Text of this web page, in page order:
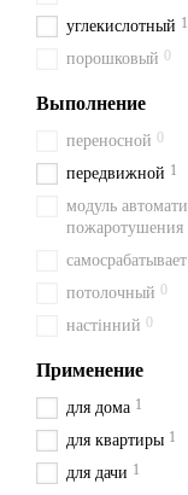
углекислотный 1
порошковый 0
Выполнение
переносной 0
передвижной 1
модуль
пожаротушения
самосрабатывает
потолочный 0
настінний 0
Применение
для дома 1
для квартиры 1
для дачи 1